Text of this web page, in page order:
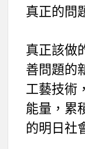
真正的問
真正該做
善問題的
工藝技術
能量，累
的明日社